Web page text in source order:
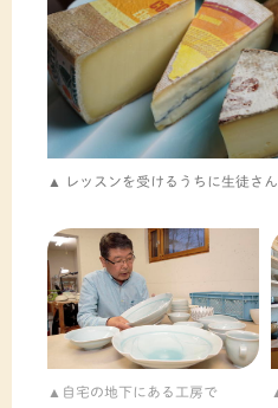
レッスンを受けるうちに生徒さ
自宅の地下にある工房で